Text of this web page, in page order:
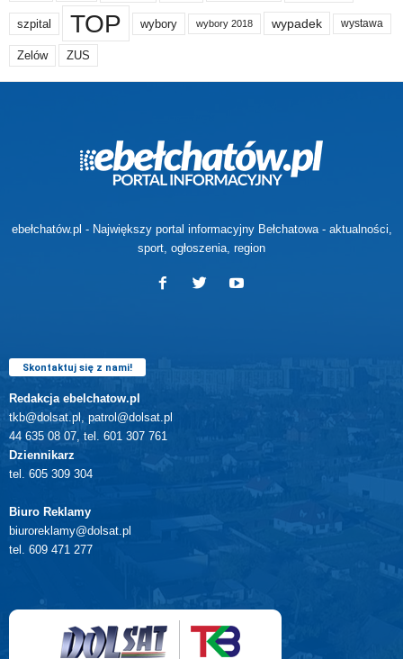
szpital TOP wybory wybory 2018 wypadek wystawa
Zelów ZUS
ebełchatów.pl - Największy portal informacyjny Bełchatowa - aktualności,
sport, ogłoszenia, region
Skontaktuj się z nami!
Redakcja ebelchatow.pl
tkb@dolsat.pl, patrol@dolsat.pl
44 635 08 07, tel. 601 307 761
Dziennikarz
tel. 605 309 304
Biuro Reklamy
biuroreklamy@dolsat.pl
tel. 609 471 277